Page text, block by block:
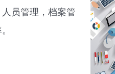
员管理，档案管